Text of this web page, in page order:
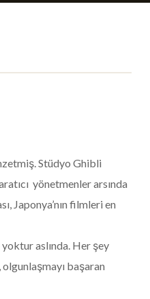
Stüdyo Ghibli
yönetmenler arsında
Japonya’nın filmleri en
aslında. Her şey
başaran